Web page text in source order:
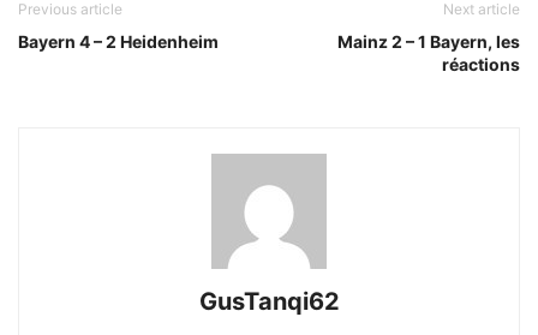
Previous article
Bayern 4 – 2 Heidenheim
Next article
Mainz 2 – 1 Bayern, les
réactions
GusTanqi62